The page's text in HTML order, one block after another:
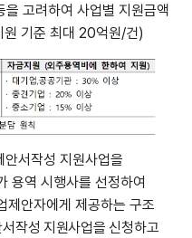
고려하여 사업별 지원금액
원 기준 최대20억원/건)
서작성 지원사업을
용역 시행사를 선정하여
제안자에게 제공하는 구조
작성 지원사업을 신청하고